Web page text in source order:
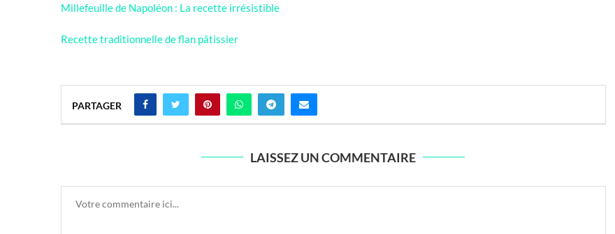
Millefeuille de Napoléon : La recette irrésistible
Recette traditionnelle de flan pâtissier
PARTAGER
LAISSEZ UN COMMENTAIRE